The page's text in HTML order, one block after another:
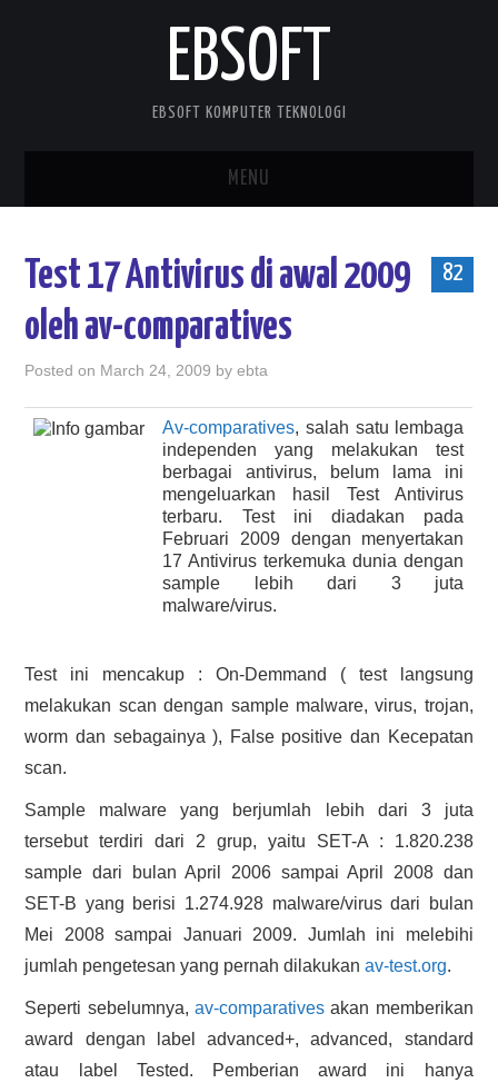
EBSOFT
EBSOFT KOMPUTER TEKNOLOGI
MENU
DOWNLOADS
DELPHI STUFF
HASIL PENCARIAN
82
Test 17 Antivirus di awal 2009
oleh av-comparatives
Posted on March 24, 2009 byebta
Av-comparatives, salah satu lembaga
independen yang melakukan test
berbagai antivirus, belum lama ini
mengeluarkan hasil Test Antivirus
terbaru. Test ini diadakan pada
Februari 2009 dengan menyertakan
17 Antivirus terkemuka dunia dengan
sample lebih dari 3 juta
malware/virus.
Test ini mencakup : On-Demmand ( test langsung
melakukan scan dengan sample malware, virus, trojan,
worm dan sebagainya ), False positive dan Kecepatan
scan.
Sample malware yang berjumlah lebih dari 3 juta
tersebut terdiri dari 2 grup, yaitu SET-A : 1.820.238
sample dari bulan April 2006 sampai April 2008 dan
SET-B yang berisi 1.274.928 malware/virus dari bulan
Mei 2008 sampai Januari 2009. Jumlah ini melebihi
jumlah pengetesan yang pernah dilakukanav-test.org.
Seperti sebelumnya, av-comparatives akan memberikan
award dengan label advanced+, advanced, standard
atau label Tested. Pemberian award ini hanya